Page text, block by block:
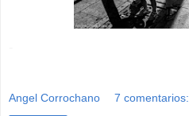
Angel Corrochano 7 comentarios: